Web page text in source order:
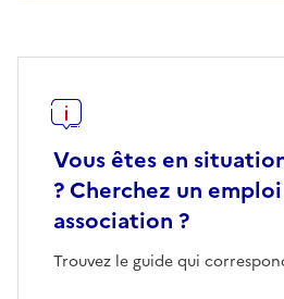
Vous êtes en
? Cherchez un
association ?
Trouvez le guide qui